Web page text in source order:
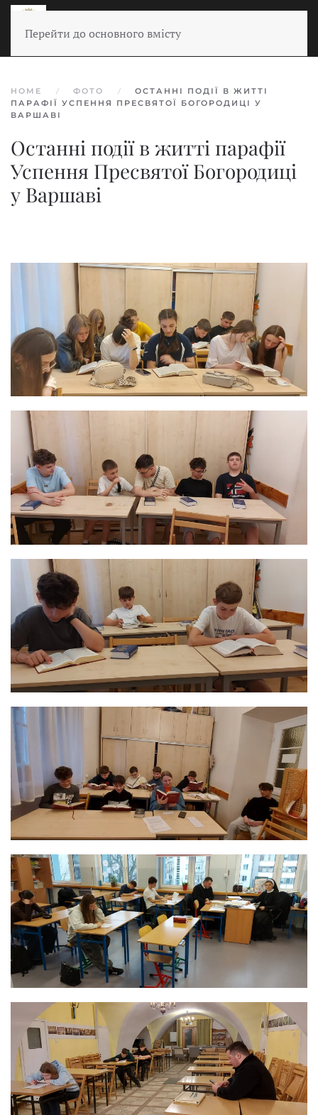
Перейти до основного вмісту
HOME ФОТО
ОСТАННІ ПОДІЇ В ЖИТТІ
ПАРАФІЇ УСПЕННЯ ПРЕСВЯТОЇ БОГОРОДИЦІ У
ВАРШАВІ
Останні події в житті парафії
Успення Пресвятої Богородиці
у Варшаві
ЗБІЛЬШИТИ
ЗБІЛЬШИТИ
ЗБІЛЬШИТИ
ЗБІЛЬШИТИ
ЗБІЛЬШИТИ
ЗБІЛЬШИТИ